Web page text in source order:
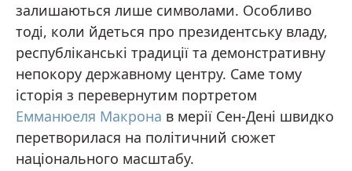
залишаються лише символами. Особливо
тоді, коли йдеться про президентську владу,
республіканські традиції та демонстративну
непокору державному центру. Саме тому
історія з перевернутим портретом
Емманюеля Макрона в мерії Сен-Дені швидко
перетворилася на політичний сюжет
національного масштабу.